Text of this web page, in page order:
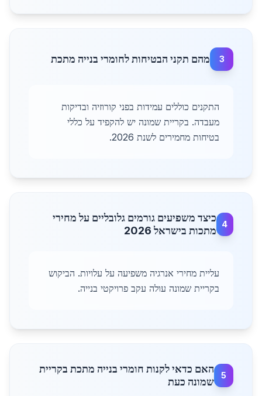
3 מהם תקני הבטיחות לחומרי בנייה מתכת
התקנים כוללים עמידות בפני קורוזיה ובדיקות
מעבדה. בקריית שמונה יש להקפיד על כללי
בטיחות מחמירים לשנת 2026.
4
כיצד משפיעים גורמים גלובליים על מחירי
מתכות בישראל 2026
עליית מחירי אנרגיה משפיעה על עלויות. הביקוש
בקריית שמונה עולה עקב פרויקטי בנייה.
5
האם כדאי לקנות חומרי בנייה מתכת בקריית
שמונה כעת